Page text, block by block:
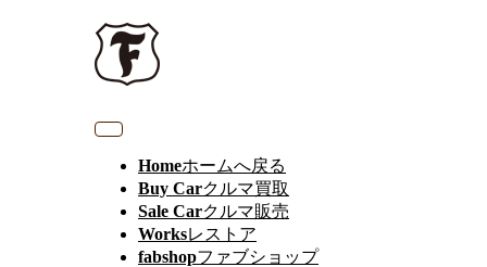
Homeホームへ戻る
Buy Carクルマ買取
Sale Carクルマ販売
Worksレストア
fabshopファブショップ